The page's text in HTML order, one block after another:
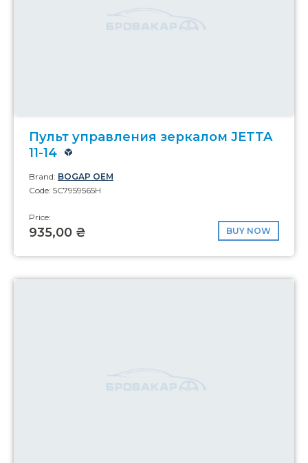
Пульт управления зеркалом JETTA
11-14
Brand: BOGAP OEM
Code: 5C7959565H
Price:
935,00 ₴ BUY NOW